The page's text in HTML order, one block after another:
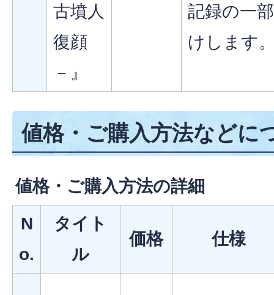
古墳人
復顔
－』
記録の一
けします
値格・ご購入方法などに
値格・ご購入方法の詳細
N
o.
タイト
ル
価格 仕様